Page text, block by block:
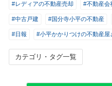
#レディアの不動産売却 #不動産会
#中古戸建 #国分寺小平の不動産
#日報 #小平かかりつけの不動産屋
カテゴリ・タグ一覧